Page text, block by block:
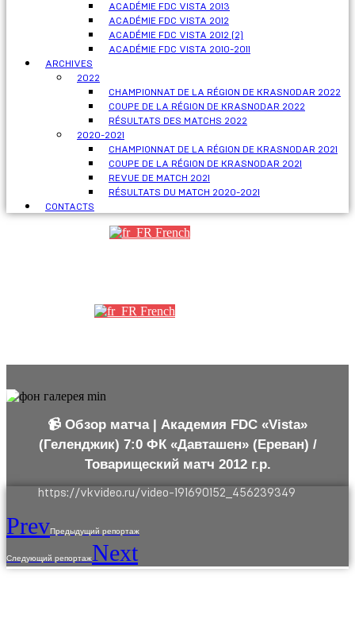
ACADÉMIE FDC VISTA 2013
ACADÉMIE FDC VISTA 2012
ACADÉMIE FDC VISTA 2012 (2)
ACADÉMIE FDC VISTA 2010-2011
ARCHIVES
2022
CHAMPIONNAT DE LA RÉGION DE KRASNODAR 2022
COUPE DE LA RÉGION DE KRASNODAR 2022
RÉSULTATS DES MATCHS 2022
2020-2021
CHAMPIONNAT DE LA RÉGION DE KRASNODAR 2021
COUPE DE LA RÉGION DE KRASNODAR 2021
REVUE DE MATCH 2021
RÉSULTATS DU MATCH 2020-2021
CONTACTS
French
French
📹 Обзор матча | Академия FDC «Vista»
(Геленджик) 7:0 ФК «Давташен» (Ереван) /
Товарищеский матч 2012 г.р.
https://vkvideo.ru/video-191690152_456239349
PrevПредыдущий репортаж
Следующий репортажNext